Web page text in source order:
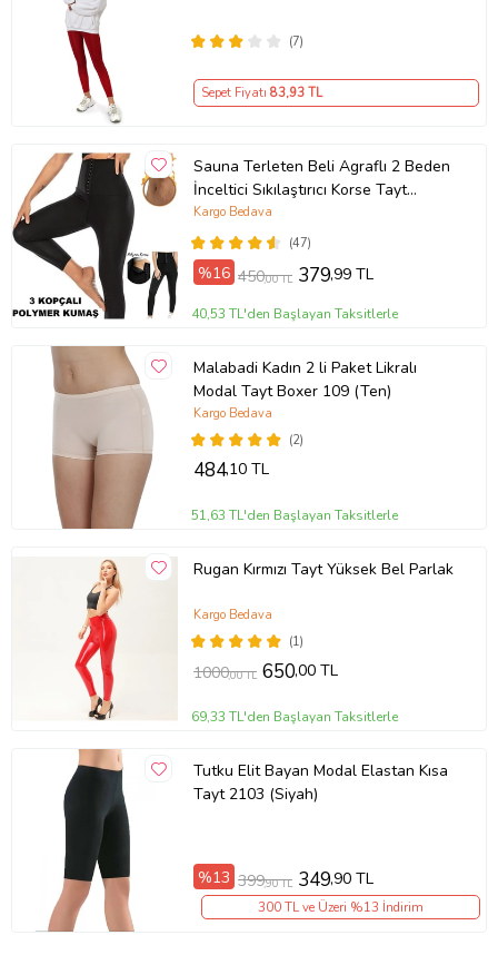
(7)
Sepet Fiyatı 83,93 TL
Sauna Terleten Beli Agraflı 2 Beden
İnceltici Sıkılaştırıcı Korse Tayt
Agraflı Sauna Tayt 3 Kopçalı (Siyah)
(47)
Kargo Bedava
%16 450,00 TL 379,99 TL
40,53 TL'den Başlayan Taksitlerle
Malabadi Kadın 2 li Paket Likralı
Modal Tayt Boxer 109 (Ten)
(2)
Kargo Bedava
484,10 TL
51,63 TL'den Başlayan Taksitlerle
Rugan Kırmızı Tayt Yüksek Bel Parlak
(1)
Kargo Bedava
1000,00 TL 650,00 TL
69,33 TL'den Başlayan Taksitlerle
Tutku Elit Bayan Modal Elastan Kısa
Tayt 2103 (Siyah)
%13 399,90 TL 349,90 TL
300 TL ve Üzeri %13 İndirim